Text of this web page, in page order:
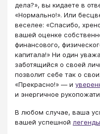
дела?», вы кидаете в
«Нормально!». Или
веселее: «Спасибо,
вашей оценке
финансового,
капитала!» Ни один
заботящийся о своей
позволит себе так о
«Прекрасно!» — и
и энергичное
В любом случае, ваша
вашей успешной легенды